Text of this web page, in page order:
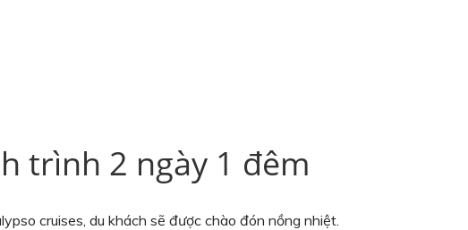
trình 2 ngày 1 đêm
cruises, du khách sẽ được chào đón nồng nhiệt.